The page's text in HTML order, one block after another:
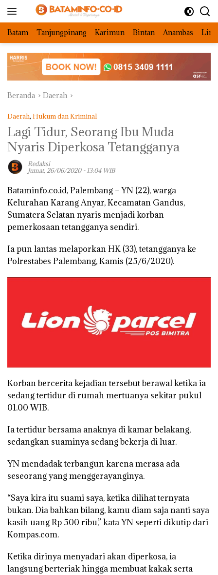
Batam Tanjungpinang Karimun Bintan Anambas
Beranda Daerah
Daerah, Hukum dan Kriminal
Lagi Tidur, Seorang Ibu Muda
Nyaris Diperkosa Tetangganya
Redaksi
Jumat, 26/06/2020 - 13:04 WIB
Bataminfo.co.id, Palembang – YN (22), warga
Kelurahan Karang Anyar, Kecamatan Gandus,
Sumatera Selatan nyaris menjadi korban
pemerkosaan tetangganya sendiri.
Ia pun lantas melaporkan HK (33), tetangganya ke
Polrestabes Palembang, Kamis (25/6/2020).
Korban bercerita kejadian tersebut berawal ketika ia
sedang tertidur di rumah mertuanya sekitar pukul
01.00 WIB.
Ia tertidur bersama anaknya di kamar belakang,
sedangkan suaminya sedang bekerja di luar.
YN mendadak terbangun karena merasa ada
seseorang yang menggerayanginya.
“Saya kira itu suami saya, ketika dilihat ternyata
bukan. Dia bahkan bilang, kamu diam saja nanti saya
kasih uang Rp 500 ribu,” kata YN seperti dikutip dari
Kompas.com.
Ketika dirinya menyadari akan diperkosa, ia
langsung berteriak hingga membuat kakak serta